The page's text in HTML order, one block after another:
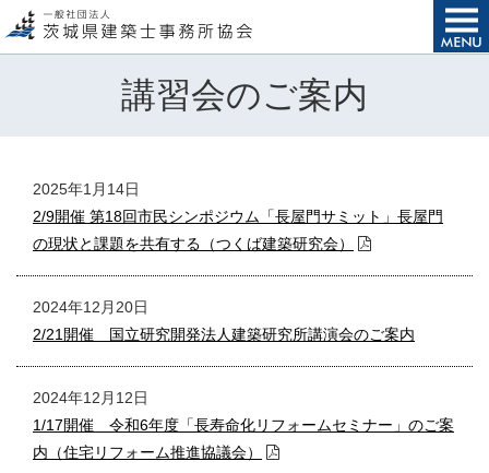
講習会のご案内
2025年1月14日
2/9開催 第18回市民シンポジウム「長屋門サミット」長屋門
の現状と課題を共有する（つくば建築研究会）
2024年12月20日
2/21開催 国立研究開発法人建築研究所講演会のご案内
2024年12月12日
1/17開催 令和6年度「長寿命化リフォームセミナー」のご案
内（住宅リフォーム推進協議会）